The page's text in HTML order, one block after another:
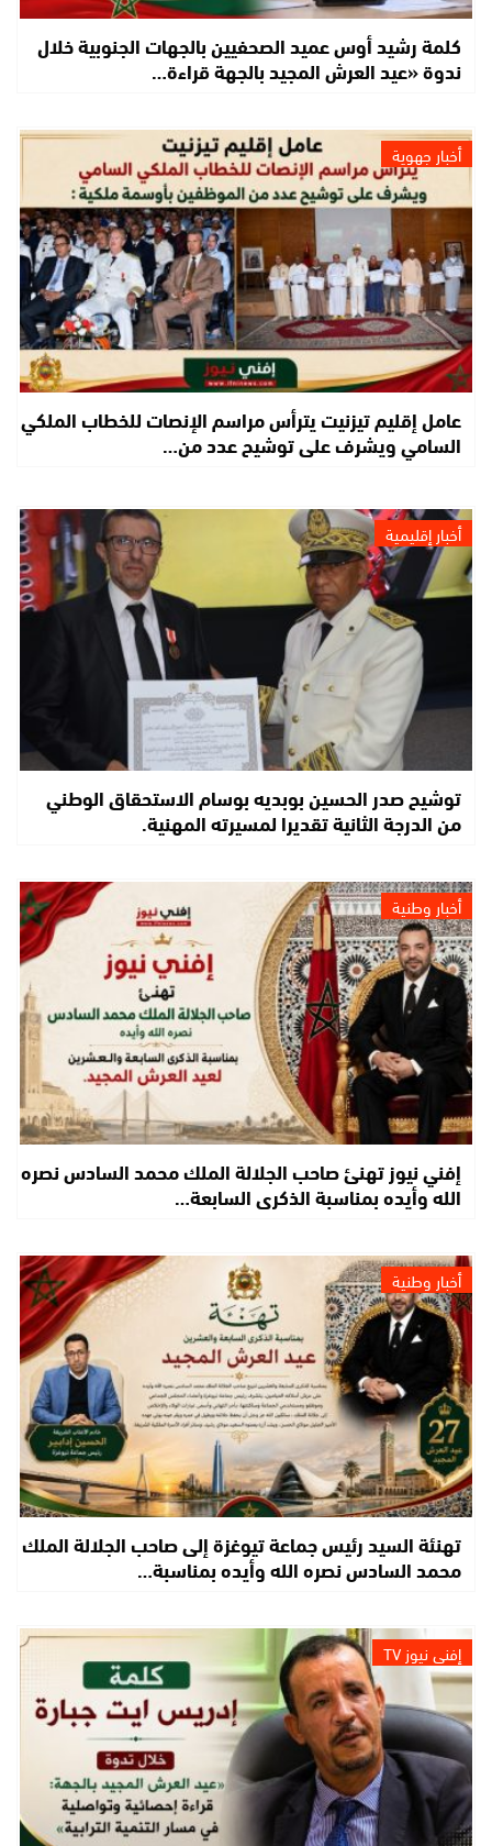
كلمة رشيد أوس عميد الصحفيين بالجهات الجنوبية خلال
ندوة «عيد العرش المجيد بالجهة قراءة…
أخبار جهوية
عامل إقليم تيزنيت يترأس مراسم الإنصات للخطاب الملكي
السامي ويشرف على توشيح عدد من…
أخبار إقليمية
توشيح صدر الحسين بوبديه بوسام الاستحقاق الوطني
من الدرجة الثانية تقديرا لمسيرته المهنية.
أخبار وطنية
إفني نيوز تهنئ صاحب الجلالة الملك محمد السادس نصره
الله وأيده بمناسبة الذكرى السابعة…
أخبار وطنية
تهنئة السيد رئيس جماعة تيوغزة إلى صاحب الجلالة الملك
محمد السادس نصره الله وأيده بمناسبة…
إفني نيوز TV